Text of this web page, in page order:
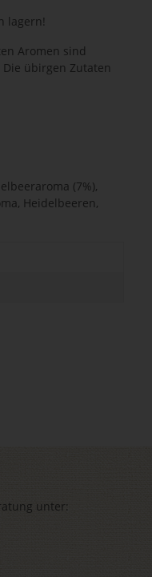
lagern!
Aromen sind
übirgen Zutaten
(7%),
Heidelbeeren,
unter: